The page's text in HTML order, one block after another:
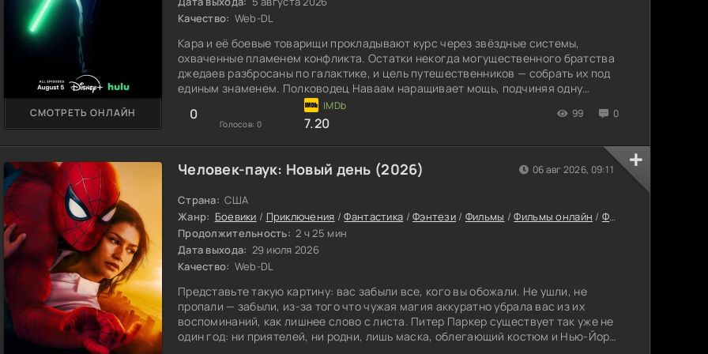
Качество: Web-DL
Кара и её боевые товарищи прокладывают курс через звёздные системы,
охваченные пламенем конфликта. Остатки некогда могущественного братства
джедаев разбросаны по галактике, и цель путешественников — собрать их под
единым знаменем. Полководец Наваам наращивает мощь, подчиняя одну
планету за другой. А его верный пёс войны Генно Икаги рыщет по космосу в
поисках следов сопротивления. Грэмпс, известный своим умением находить
выход из безвыходных положений, придумывает отчаянный план. Он ведёт
СМОТРЕТЬ ОНЛАЙН 0
Голосов: 0 7.20
99 0
Человек-паук: Новый день (2026)
Страна: США
Жанр: Боевики / Приключения /Фантастика /Фэнтези / Фильмы /Фильмы онлайн / Фильмы 2026
Продолжительность: 2 ч 25 мин
Дата выхода: 29 июля 2026
Качество: Web-DL
Представьте такую картину: вас забыли все, кого вы обожали. Не ушли, не
пропали — забыли, из-за того что чужая магия аккуратно убрала вас из их
воспоминаний, как лишнее слово с листа. Питер Паркер существует так уже не
один год: ни приятелей, ни родни, лишь маска, облегающий костюм и Нью-Йорк,
06 авг 2026, 09:11